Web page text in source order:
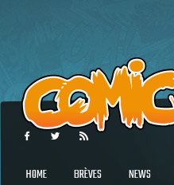
HOME BRÈVES NEWS